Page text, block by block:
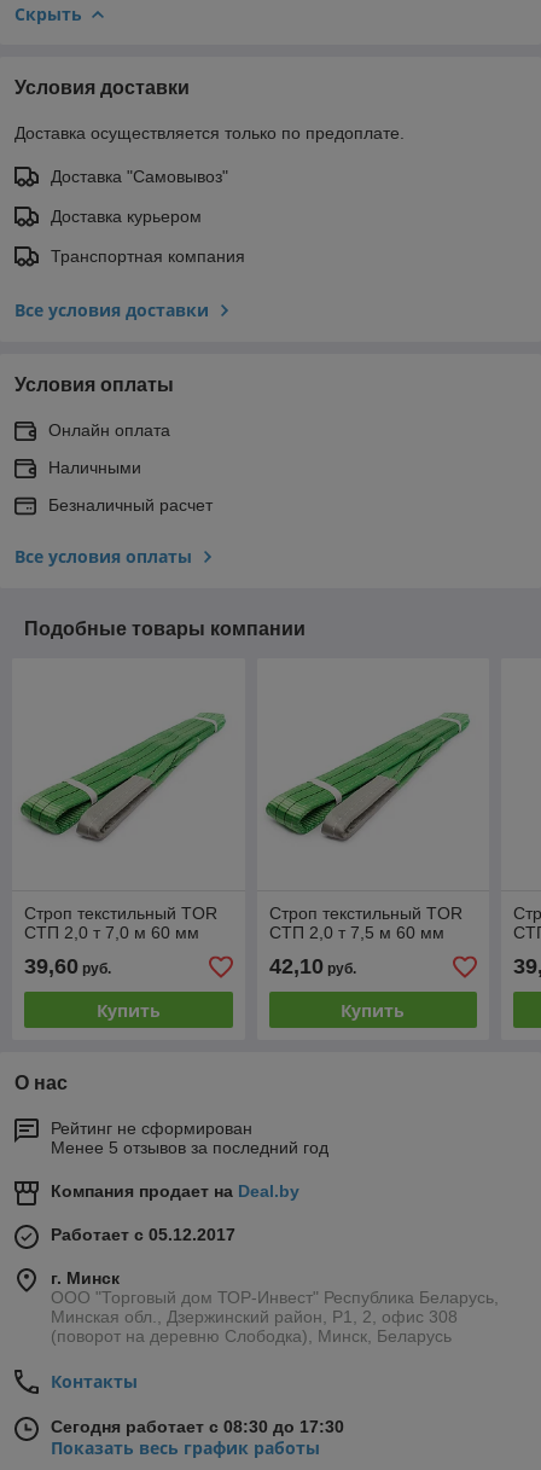
Скрыть
Условия доставки
Доставка осуществляется только по предоплате.
Доставка "Самовывоз"
Доставка курьером
Транспортная компания
Все условия доставки
Условия оплаты
Онлайн оплата
Наличными
Безналичный расчет
Все условия оплаты
Подобные товары компании
Строп текстильный TOR
СТП 2,0 т 7,0 м 60 мм
39,60 руб.
Купить
Строп текстильный TOR
СТП 2,0 т 7,5 м 60 мм
42,10руб.
Купить
О нас
Рейтинг не сформирован
Менее 5 отзывов за последний год
Компания продает на Deal.by
Работает с 05.12.2017
г. Минск
ООО "Торговый дом ТОР-Инвест" Республика Беларусь,
Минская обл., Дзержинский район, Р1, 2, офис 308
(поворот на деревню Слободка), Минск, Беларусь
Контакты
Сегодня работает с 08:30 до 17:30
Показать весь график работы